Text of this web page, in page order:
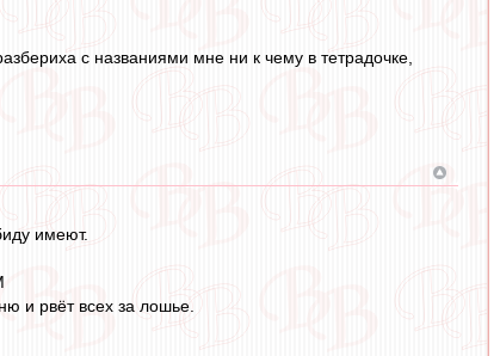
с названиями мне ни к чему в тетрадочке,
имеют.
и рвёт всех за лошье.